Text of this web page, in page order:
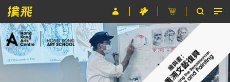
節目
主辦單位